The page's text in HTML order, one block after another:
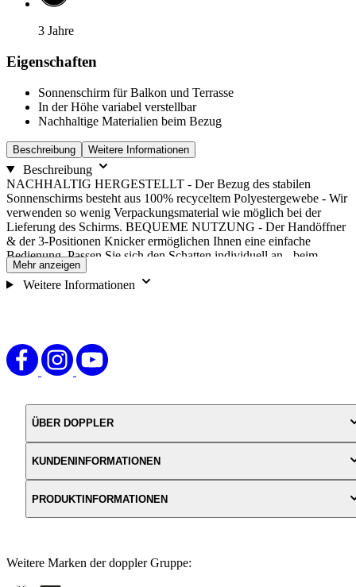
3 Jahre
Eigenschaften
Sonnenschirm für Balkon und Terrasse
In der Höhe variabel verstellbar
Nachhaltige Materialien beim Bezug
Beschreibung Weitere Informationen
Beschreibung
NACHHALTIG HERGESTELLT - Der Bezug des stabilen
Sonnenschirms besteht aus 100% recyceltem Polyestergewebe - Wir
verwenden so wenig Verpackungsmaterial wie möglich bei der
Lieferung des Schirms. BEQUEME NUTZUNG - Der Handöffner
& der 3-Positionen Knicker ermöglichen Ihnen eine einfache
Bedienung. Passen Sie sich den Schatten individuell an - beim
Brunchen oder beim Entspannen auf der Liege. ROBUST &
SCHÜTZEND - Der Gartenschirm ist aus stabilem & beständigen
regenabweisend & aus wetterfestem Polyestergewebe mit hoher
Lichtechtheit. Der mattschwarze Mast aus Aluminium rundet den
edlen Schirm perfekt ab. DOPPLER - Unsere Leidenschaft für
Mehr anzeigen
Weitere Informationen
ÜBER DOPPLER
KUNDENINFORMATIONEN
PRODUKTINFORMATIONEN
Weitere Marken der doppler Gruppe: